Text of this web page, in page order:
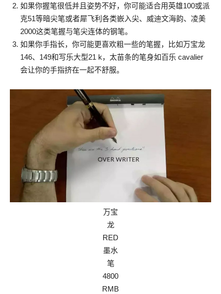
如果你握笔很低并且姿势不好，你可能适合用英雄100或派
克51等暗尖笔或者犀飞利各类嵌入尖、威迪文海韵、凌美
2000这类笔握与笔尖连体的钢笔。
如果你手指长，你可能更喜欢粗一些的笔握，比如万宝龙
146、149和写乐大型21 k，太苗条的笔身如百乐 cavalier
会让你的手指挤在一起不舒服。
万宝
龙
RED
墨水
笔
4800
RMB